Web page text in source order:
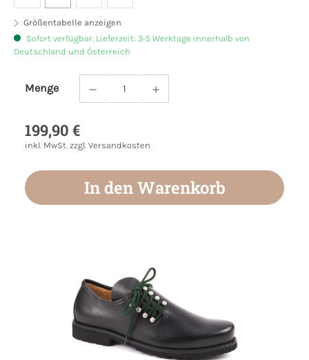
Größentabelle anzeigen
Sofort verfügbar, Lieferzeit: 3-5 Werktage innerhalb von
Deutschland und Österreich
Menge
Produkt Anzahl: Gib den gewünschten
199,90 €
inkl. MwSt. zzgl. Versandkosten
In den Warenkorb